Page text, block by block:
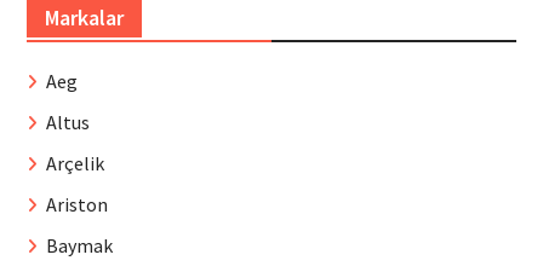
Markalar
Aeg
Altus
Arçelik
Ariston
Baymak